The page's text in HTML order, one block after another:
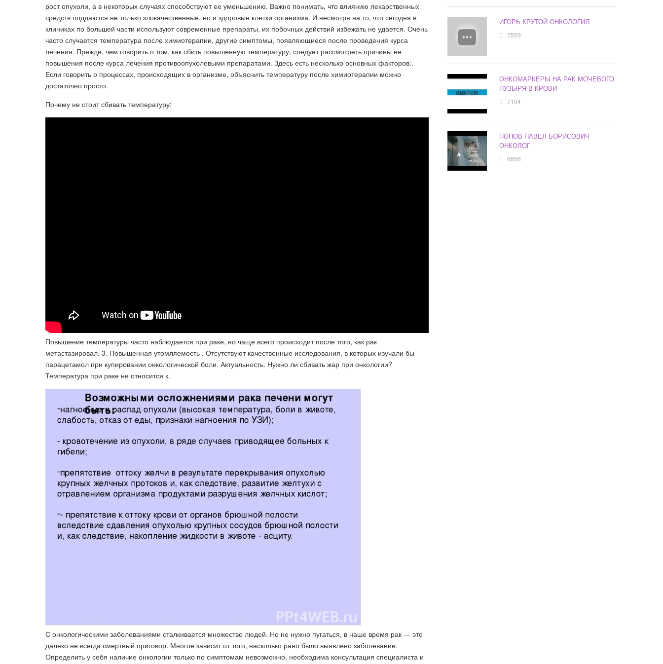
рост опухоли, а в некоторых случаях способствуют ее уменьшению. Важно понимать, что влиянию лекарственных
средств поддаются не только злокачественные, но и здоровые клетки организма. И несмотря на то, что сегодня в
клиниках по большей части используют современные препараты, их побочных действий избежать не удается. Очень
часто случается температура после химиотерапии, другие симптомы, появляющиеся после проведения курса
лечения. Прежде, чем говорить о том, как сбить повышенную температуру, следует рассмотреть причины ее
повышения после курса лечения противоопухолевыми препаратами. Здесь есть несколько основных факторов:.
Если говорить о процессах, происходящих в организме, объяснить температуру после химиотерапии можно
достаточно просто.
Почему не стоит сбивать температуру:
Повышение температуры часто наблюдается при раке, но чаще всего происходит после того, как рак
метастазировал. 3. Повышенная утомляемость . Отсутствуют качественные исследования, в которых изучали бы
парацетамол при купировании онкологической боли. Актуальность. Нужно ли сбивать жар при онкологии?
Температура при раке не относится к​.
С онкологическими заболеваниями сталкивается множество людей. Но не нужно пугаться, в наше время рак — это
далеко не всегда смертный приговор. Многое зависит от того, насколько рано было выявлено заболевание.
Определить у себя наличие онкологии только по симптомам невозможно, необходима консультация специалиста и
ИГОРЬ КРУТОЙ ОНКОЛОГИЯ
7559
ОНКОМАРКЕРЫ НА РАК МОЧЕВОГО
ПУЗЫРЯ В КРОВИ
7104
ПОПОВ ПАВЕЛ БОРИСОВИЧ
ОНКОЛОГ
6656